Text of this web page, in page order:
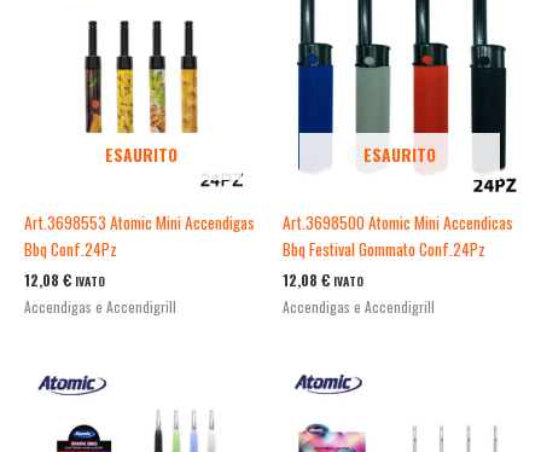
ESAURITO
Art.3698553 Atomic Mini Accendigas
Bbq Conf.24Pz
12,08 € IVATO
Accendigas e Accendigrill
ESAURITO
Art.3698500 Atomic Mini Accendicas
Bbq Festival Gommato Conf.24Pz
12,08 € IVATO
Accendigas e Accendigrill